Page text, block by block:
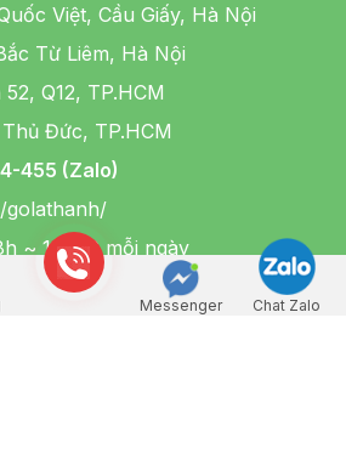
Messenger Chat Zalo
Việt, Cầu Giấy, Hà Nội
Từ Liêm, Hà Nội
Q12, TP.HCM
Đức, TP.HCM
455 (Zalo)
golathanh/
~ 19h00 mỗi ngày